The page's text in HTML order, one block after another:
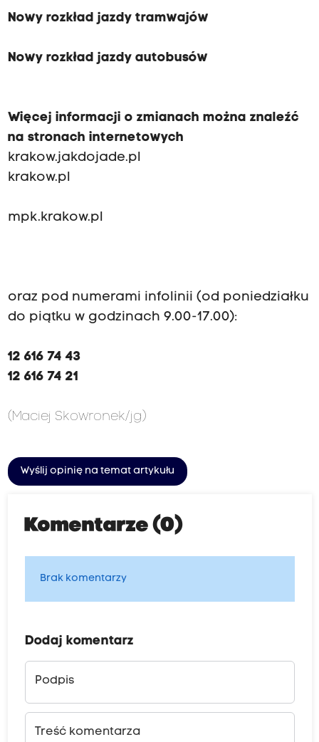
Nowy rozkład jazdy tramwajów
Nowy rozkład jazdy autobusów
Więcej informacji o zmianach można znaleźć
na stronach internetowych
krakow.jakdojade.pl
krakow.pl
mpk.krakow.pl
oraz pod numerami infolinii (od poniedziałku
do piątku w godzinach 9.00-17.00):
12 616 74 43
12 616 74 21
(Maciej Skowronek/jg)
Wyślij opinię na temat artykułu
Komentarze (0)
Brak komentarzy
Dodaj komentarz
Podpis
Treść komentarza